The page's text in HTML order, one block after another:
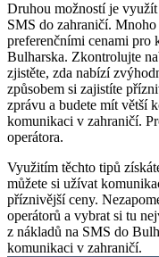
Druhou možností je
SMS do zahraničí.
preferenčními cenami pro
Bulharska. Zkontrolujte
zjistěte, zda nabízí
způsobem si zajistíte
zprávu a budete mít větší
komunikaci v zahraničí.
operátora.
Využitím těchto tipů
můžete si užívat
příznivější ceny.
operátorů a vybrat si tu
z nákladů na SMS do
komunikaci v zahraničí.